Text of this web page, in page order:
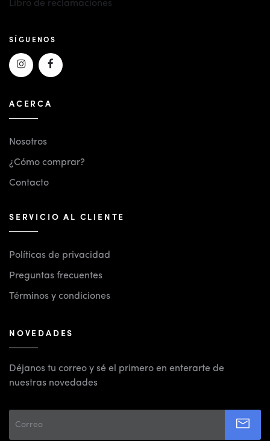
Libro de reclamaciones
SÍGUENOS
ACERCA
Nosotros
¿Cómo comprar?
Contacto
SERVICIO AL CLIENTE
Políticas de privacidad
Preguntas frecuentes
Términos y condiciones
NOVEDADES
Déjanos tu correo y sé el primero en enterarte de
nuestras novedades